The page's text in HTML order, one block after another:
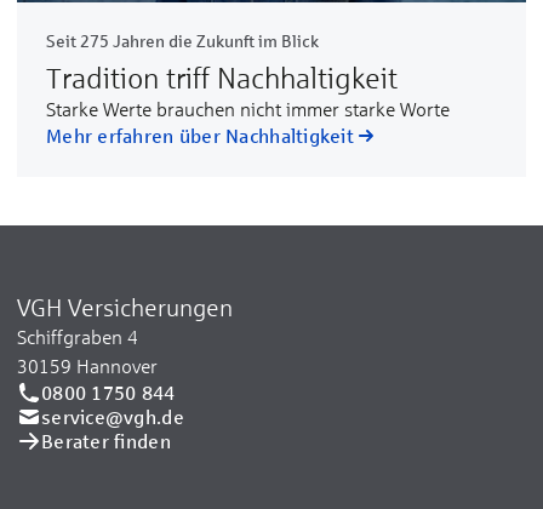
Seit 275 Jahren die Zukunft im Blick
Tradition triff Nachhaltigkeit
Starke Werte brauchen nicht immer starke Worte
Mehr erfahren über Nachhaltigkeit
VGH Versicherungen
Schiffgraben 4
30159 Hannover
0800 1750 844
service@vgh.de
Berater finden